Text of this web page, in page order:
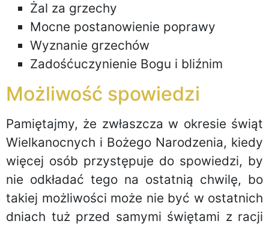
Żal za grzechy
Mocne postanowienie poprawy
Wyznanie grzechów
Zadośćuczynienie Bogu i bliźnim
Możliwość spowiedzi
Pamiętajmy, że zwłaszcza w okresie świąt
Wielkanocnych i Bożego Narodzenia, kiedy
więcej osób przystępuje do spowiedzi, by
nie odkładać tego na ostatnią chwilę, bo
takiej możliwości może nie być w ostatnich
dniach tuż przed samymi świętami z racji